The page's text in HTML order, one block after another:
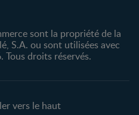
sont la propriété de la
S.A. ou sont utilisées avec
droits réservés.
vers le haut